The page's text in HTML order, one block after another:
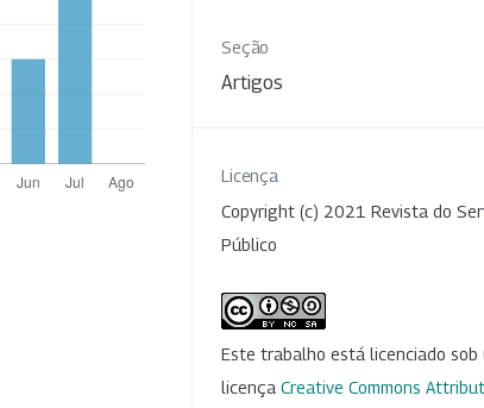
Seção
Artigos
Licença
Copyright (c) 2021 Revista do
Público
Este trabalho está licenciado sob
licença Creative Commons